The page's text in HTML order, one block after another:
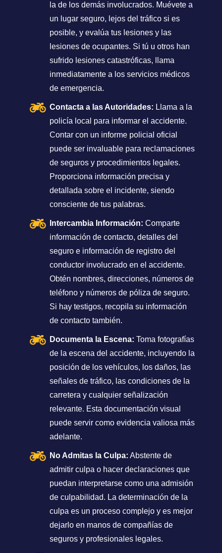
la de los demás involucrados. Muévete a
un lugar seguro, lejos del tráfico si es
posible, y evalúa tus lesiones y las
lesiones de ocupantes. Si tú u otros han
sufrido lesiones catastróficas, llama
inmediatamente a los servicios médicos
de emergencia.
Contacta a las Autoridades: Llama a la
policía local para informar el accidente.
Contar con un informe policial oficial
puede ser invaluable para reclamaciones
de seguros y procedimientos legales.
Proporciona información precisa y
detallada sobre el incidente, siendo
consciente de tus palabras.
Intercambia Información: Comparte
información de contacto, detalles del
seguro e información de registro del
conductor involucrado en el accidente.
Obtén nombres, direcciones, números de
teléfono y números de póliza de seguro.
Si hay testigos, recopila su información
de contacto también.
Documenta la Escena: Toma fotografías
de la escena del accidente, incluyendo la
posición de los vehículos, los daños, las
señales de tráfico, las condiciones de la
carretera y cualquier señalización
relevante. Esta documentación visual
puede servir como evidencia valiosa más
adelante.
No Admitas la Culpa: Abstente de
admitir culpa o hacer declaraciones que
puedan interpretarse como una admisión
de culpabilidad. La determinación de la
culpa es un proceso complejo y es mejor
dejarlo en manos de compañías de
seguros y profesionales legales.